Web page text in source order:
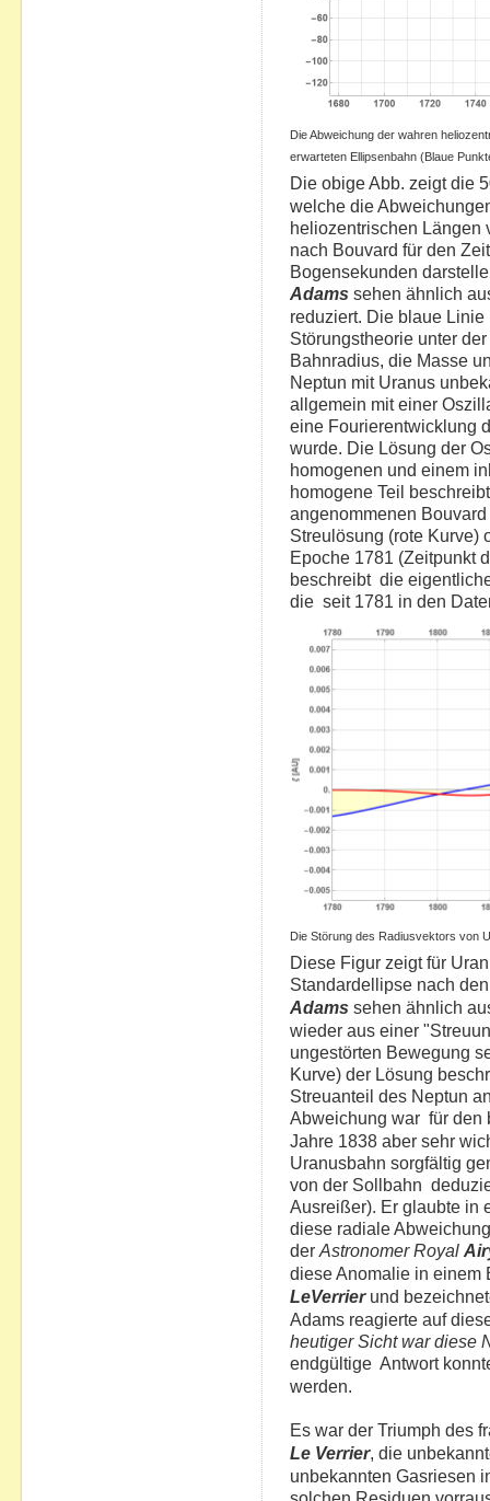
Die Abweichung der wahren
erwarteten Ellipsenbahn (Blaue
Die obige Abb. zeigt die
welche die
heliozentrischen Längen
nach Bouvard für den
Bogensekunden
Adams sehen ähnlich
reduziert. Die blaue
Störungstheorie unter
Bahnradius, die Masse
Neptun mit Uranus
allgemein mit einer
eine Fourierentwicklung
wurde. Die Lösung der
homogenen und einem
homogene Teil
angenommenen
Streulösung (rote Kurve)
Epoche 1781 (Zeitpunkt
beschreibt die
die seit 1781 in den
Die Störung des Radiusvektors von
Diese Figur zeigt für
Standardellipse nach
Adams sehen ähnlich
wieder aus einer
ungestörten Bewegung
Kurve) der Lösung
Streuanteil des Neptun
Abweichung war für den
Jahre 1838 aber sehr
Uranusbahn sorgfältig
von der Sollbahn
Ausreißer). Er glaubte in
diese radiale
der Astronomer Royal
diese Anomalie in einem
LeVerrierund
Adams reagierte auf
heutiger Sicht war diese
endgültige Antwort
werden.
Es war der Triumph des
Le Verrier, die
unbekannten Gasriesen